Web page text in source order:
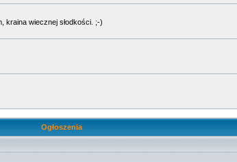
kraina wiecznej słodkości. ;-)
Ogłoszenia